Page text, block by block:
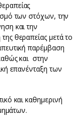
των στόχων, την
και την
θεραπείας μετά το
παρέμβαση
και στην
επανένταξη των
και καθημερινή